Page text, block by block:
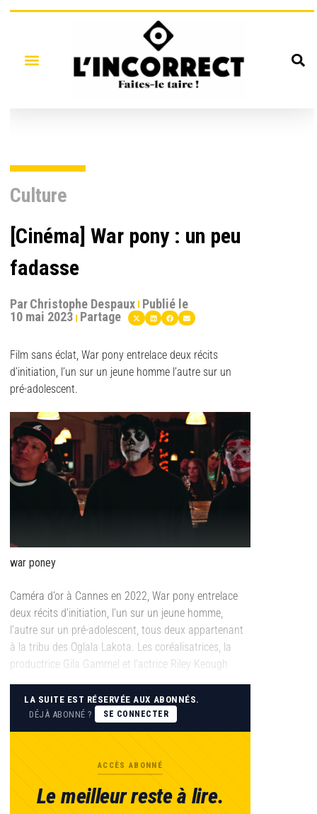
Culture
[Cinéma] War pony : un peu
fadasse
ParChristophe Despaux Publié le
10 mai 2023 Partage
Film sans éclat, War pony entrelace deux récits
d’initiation, l’un sur un jeune homme l’autre sur un
pré-adolescent.
war poney
Caméra d’or à Cannes en 2022, War pony entrelace
deux récits d’initiation, l’un sur un jeune homme,
l’autre sur un pré-adolescent, tous deux appartenant
à la tribu des Oglala Lakota. Les coréalisatrices, la
productrice Gila Gammel et l’actrice Riley Keough
LA SUITE EST RÉSERVÉE AUX ABONNÉS.
DÉJÀ ABONNÉ ?
SE CONNECTER
ACCÈS ABONNÉ
Le meilleur reste à lire.